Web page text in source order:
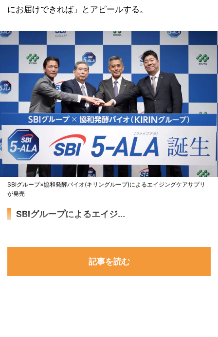
にお届けできれば」とアピールする。
SBIグループ×協和発酵バイオ(キリングループ)によるエイジングケアサプリ
が発売
SBIグループによるエイジ...
記事を読む